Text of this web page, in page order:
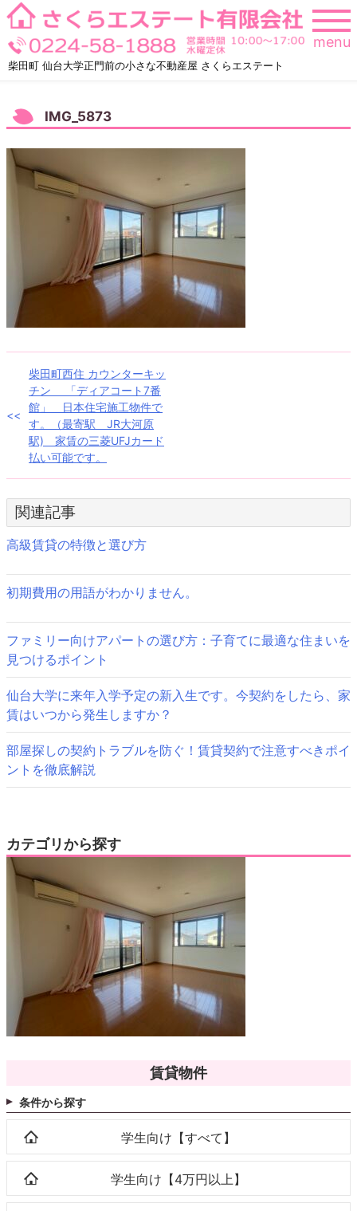
Skip
to
content
柴田町 仙台大学正門前の小さな不動産屋 さくらエステート
menu
IMG_5873
稿
ゲ
ー
シ
ョ
柴田町西住 カウンターキッ
チン 「ディアコート7番
館」 日本住宅施工物件で
す。（最寄駅 JR大河原
駅) 家賃の三菱UFJカード
払い可能です。
関連記事
高級賃貸の特徴と選び方
初期費用の用語がわかりません。
ファミリー向けアパートの選び方：子育てに最適な住まいを
見つけるポイント
仙台大学に来年入学予定の新入生です。今契約をしたら、家
賃はいつから発生しますか？
部屋探しの契約トラブルを防ぐ！賃貸契約で注意すべきポイ
ントを徹底解説
カテゴリから探す
賃貸物件
条件から探す
学生向け【すべて】
学生向け【4万円以上】